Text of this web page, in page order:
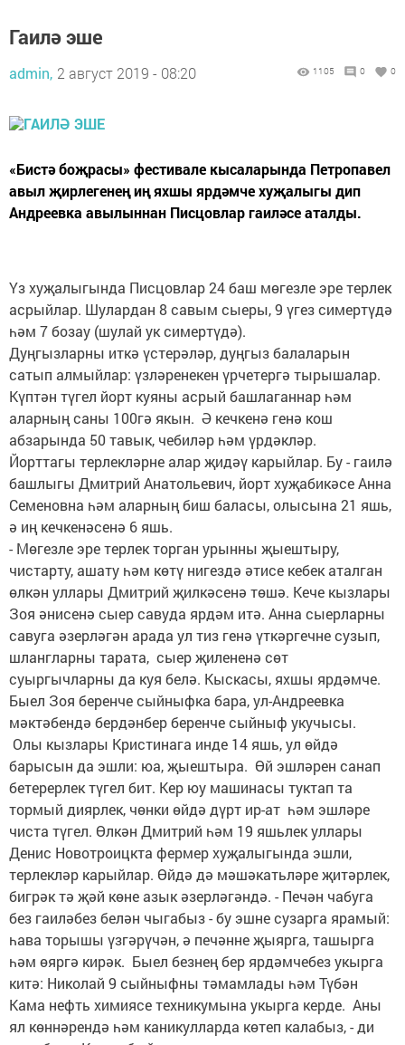
Гаилә эше
admin, 2 август 2019 - 08:20 1105 0 0
«Бистә боҗрасы» фестивале кысаларында Петропавел
авыл җирлегенең иң яхшы ярдәмче хуҗалыгы дип
Андреевка авылыннан Писцовлар гаиләсе аталды.
Үз хуҗалыгында Писцовлар 24 баш мөгезле эре терлек
асрыйлар. Шулардан 8 савым сыеры, 9 үгез симертүдә
һәм 7 бозау (шулай ук симертүдә).
Дуңгызларны иткә үстерәләр, дуңгыз балаларын
сатып алмыйлар: үзләренекен үрчетергә тырышалар.
Күптән түгел йорт куяны асрый башлаганнар һәм
аларның саны 100гә якын. Ә кечкенә генә кош
абзарында 50 тавык, чебиләр һәм үрдәкләр.
Йорттагы терлекләрне алар җидәү карыйлар. Бу - гаилә
башлыгы Дмитрий Анатольевич, йорт хуҗабикәсе Анна
Семеновна һәм аларның биш баласы, олысына 21 яшь,
ә иң кечкенәсенә 6 яшь.
- Мөгезле эре терлек торган урынны җыештыру,
чистарту, ашату һәм көтү нигездә әтисе кебек аталган
өлкән уллары Дмитрий җилкәсенә төшә. Кече кызлары
Зоя әнисенә сыер савуда ярдәм итә. Анна сыерларны
савуга әзерләгән арада ул тиз генә үткәргечне сузып,
шлангларны тарата, сыер җилененә сөт
суыргычларны да куя белә. Кыскасы, яхшы ярдәмче.
Быел Зоя беренче сыйныфка бара, ул-Андреевка
мәктәбендә бердәнбер беренче сыйныф укучысы.
Олы кызлары Кристинага инде 14 яшь, ул өйдә
барысын да эшли: юа, җыештыра. Өй эшләрен санап
бетерерлек түгел бит. Кер юу машинасы туктап та
тормый диярлек, чөнки өйдә дүрт ир-ат һәм эшләре
чиста түгел. Өлкән Дмитрий һәм 19 яшьлек уллары
Денис Новотроицкта фермер хуҗалыгында эшли,
терлекләр карыйлар. Өйдә дә мәшәкатьләре җитәрлек,
бигрәк тә җәй көне азык әзерләгәндә. - Печән чабуга
без гаиләбез белән чыгабыз - бу эшне сузарга ярамый:
һава торышы үзгәрүчән, ә печәнне җыярга, ташырга
һәм өяргә кирәк. Быел безнең бер ярдәмчебез укырга
китә: Николай 9 сыйныфны тәмамлады һәм Түбән
Кама нефть химиясе техникумына укырга керде. Аны
ял көннәрендә һәм каникулларда көтеп калабыз, - ди